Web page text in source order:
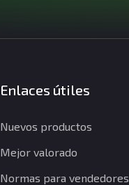
Enlaces útiles
Nuevos productos
Mejor valorado
Normas para vendedores